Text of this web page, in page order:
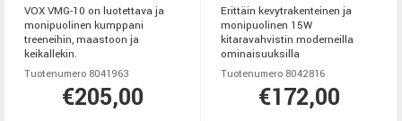
VOX VMG-10 on luotettava ja
monipuolinen kumppani
treeneihin, maastoon ja
keikallekin.
Tuotenumero 8041963
€205,00
Erittäin kevytrakenteinen ja
monipuolinen 15W
kitaravahvistin moderneilla
ominaisuuksilla
Tuotenumero 8042816
€172,00